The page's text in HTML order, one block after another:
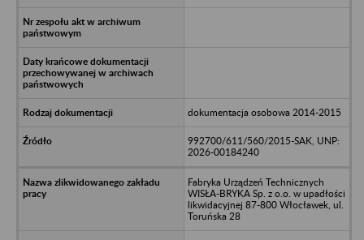
dokumentacja osobowa 2014-2015
992700/611/560/2015-SAK, UNP:
2026-00184240
Fabryka Urządzeń Technicznych
WISŁA-BRYKA Sp. z o.o. w upadłości
likwidacyjnej 87-800 Włocławek, ul.
Toruńska 28